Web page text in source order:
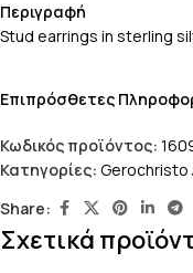
Περιγραφή
Stud earrings in sterling
Επιπρόσθετες
Κωδικός προϊόντος:
Κατηγορίες: Gerochristo
Share:
Σχετικά